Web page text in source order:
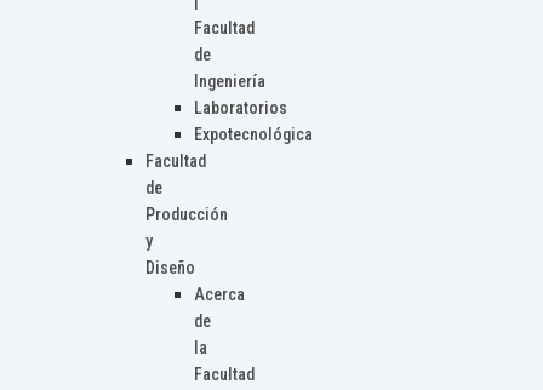
Facultad
de
Ingeniería
Laboratorios
Expotecnológica
Facultad
de
Producción
y
Diseño
Acerca
de
la
Facultad